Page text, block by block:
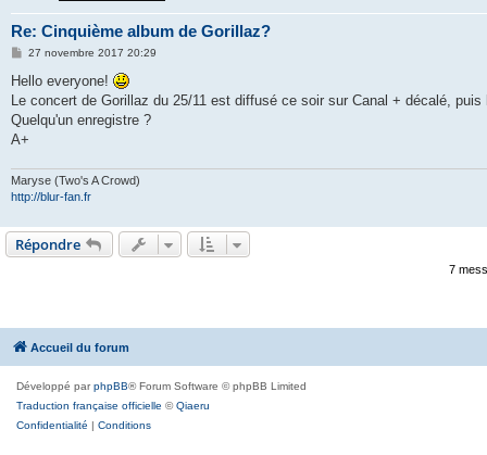
Re: Cinquième album de Gorillaz?
M
s
a
g
27 novembre 2017 20:29
Hello everyone!
Le concert de Gorillaz du 25/11 est diffusé ce soir sur Canal + décalé,
Quelqu'un enregistre ?
A+
Maryse (Two's A Crowd)
http://blur-fan.fr
Répondre
7
Accueil du forum
Développé parphpBB® Forum Software © phpBB Limited
Traduction française officielle ©Qiaeru
Confidentialité | Conditions